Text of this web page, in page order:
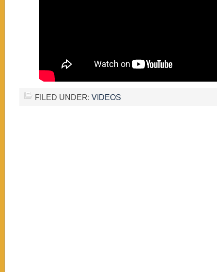
FILED UNDER: VIDEOS